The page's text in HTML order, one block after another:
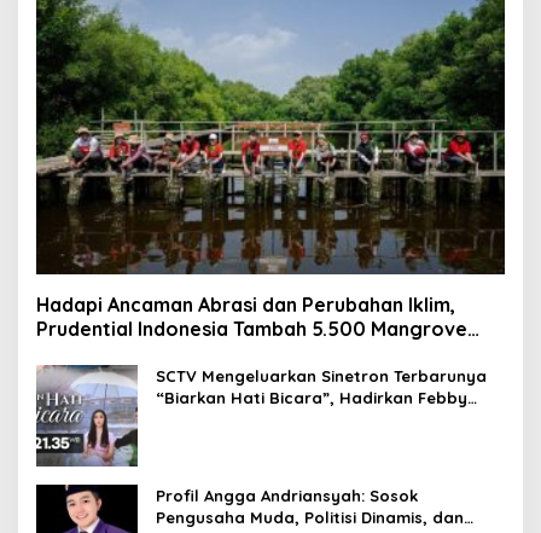
Hadapi Ancaman Abrasi dan Perubahan Iklim,
Prudential Indonesia Tambah 5.500 Mangrove
SCTV Mengeluarkan Sinetron Terbarunya
“Biarkan Hati Bicara”, Hadirkan Febby
Profil Angga Andriansyah: Sosok
Pengusaha Muda, Politisi Dinamis, dan